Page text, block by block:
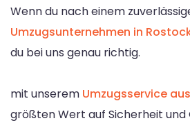
Wenn du nach einem
Umzugsunternehmen in
du bei uns genau richtig.
mit unserem Umzugsservice
größten Wert auf Sicherheit und